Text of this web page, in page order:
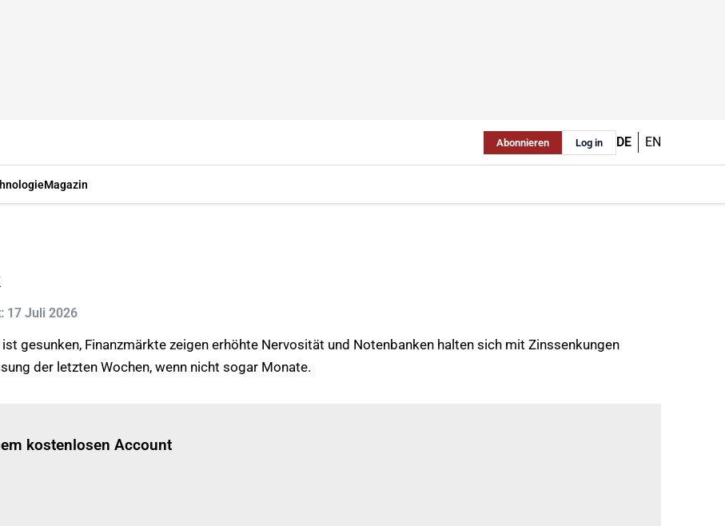
Abonnieren Log in DE EN
Magazin
17 Juli 2026
gesunken, Finanzmärkte zeigen erhöhte Nervosität und Notenbanken halten sich mit Zinssenkungen
der letzten Wochen, wenn nicht sogar Monate.
kostenlosen Account